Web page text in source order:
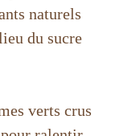
naturels
du sucre
verts crus